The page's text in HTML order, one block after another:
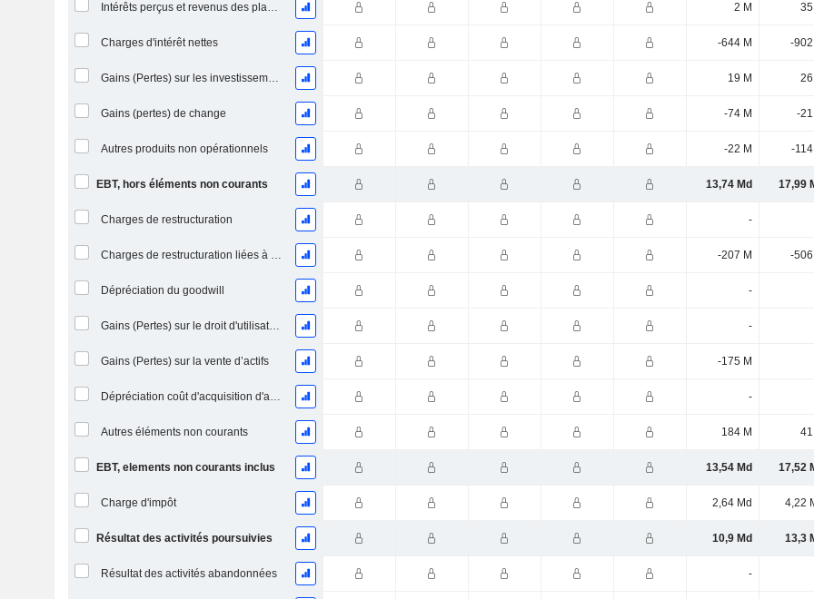
Intérêts perçus et revenus des placements 2 M 35
Charges d'intérêt nettes -644 M -902
Gains (Pertes) sur les investissements en actions 19 M 26
Gains (pertes) de change -74 M -21
Autres produits non opérationnels -22 M -114
EBT, hors éléments non courants 13,74 Md 17,99
Charges de restructuration -
Charges de restructuration liées à l’intégration d’une nouvelle activité (Fusions, Acquisitions) -207 M -506
Dépréciation du goodwill -
Gains (Pertes) sur le droit d'utilisation d'actifs -
Gains (Pertes) sur la vente d’actifs -175 M
Dépréciation coût d'acquisition d'actifs -
Autres éléments non courants 184 M 41
EBT, elements non courants inclus 13,54 Md 17,52
Charge d'impôt 2,64 Md 4,22
Résultat des activités poursuivies 10,9 Md 13,3
Résultat des activités abandonnées -